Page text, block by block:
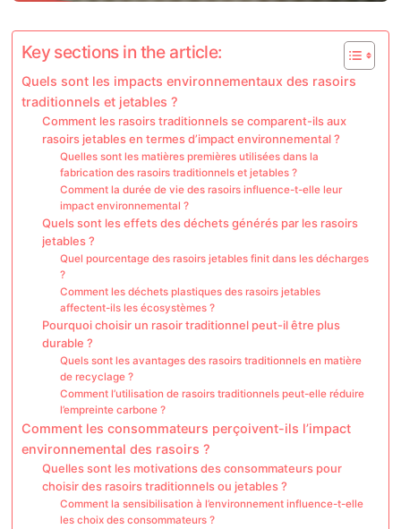
Key sections in the article:
Quels sont les impacts environnementaux des rasoirs
traditionnels et jetables ?
Comment les rasoirs traditionnels se comparent-ils aux
rasoirs jetables en termes d’impact environnemental ?
Quelles sont les matières premières utilisées dans la
fabrication des rasoirs traditionnels et jetables ?
Comment la durée de vie des rasoirs influence-t-elle leur
impact environnemental ?
Quels sont les effets des déchets générés par les rasoirs
jetables ?
Quel pourcentage des rasoirs jetables finit dans les décharges
?
Comment les déchets plastiques des rasoirs jetables
affectent-ils les écosystèmes ?
Pourquoi choisir un rasoir traditionnel peut-il être plus
durable ?
Quels sont les avantages des rasoirs traditionnels en matière
de recyclage ?
Comment l’utilisation de rasoirs traditionnels peut-elle réduire
l’empreinte carbone ?
Comment les consommateurs perçoivent-ils l’impact
environnemental des rasoirs ?
Quelles sont les motivations des consommateurs pour
choisir des rasoirs traditionnels ou jetables ?
Comment la sensibilisation à l’environnement influence-t-elle
les choix des consommateurs ?